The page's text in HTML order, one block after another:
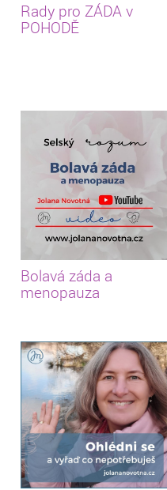
Rady pro ZÁDA v
POHODĚ
Bolavá záda a
menopauza